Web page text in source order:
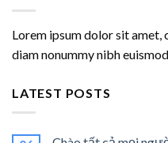
Lorem ipsum dolor sit amet,
diam nonummy nibh
LATEST POSTS